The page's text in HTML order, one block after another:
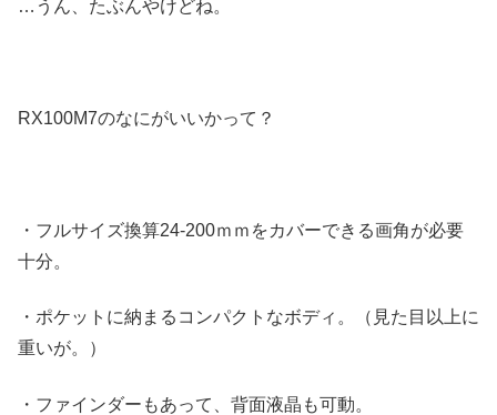
…うん、たぶんやけどね。
RX100M7のなにがいいかって？
・フルサイズ換算24-200ｍｍをカバーできる画角が必要
十分。
・ポケットに納まるコンパクトなボディ。（見た目以上に
重いが。）
・ファインダーもあって、背面液晶も可動。